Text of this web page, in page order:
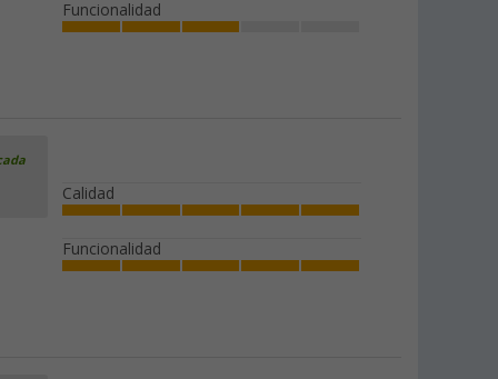
Funcionalidad
Calidad
Funcionalidad